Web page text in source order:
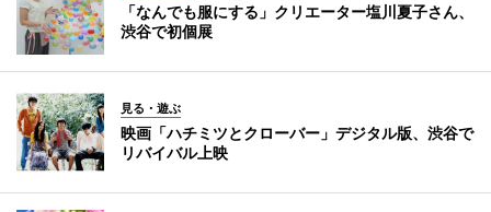
「なんでも服にする」クリエーター塩川夏子さん、
渋谷で初個展
見る・遊ぶ
映画「ハチミツとクローバー」デジタル版、渋谷で
リバイバル上映